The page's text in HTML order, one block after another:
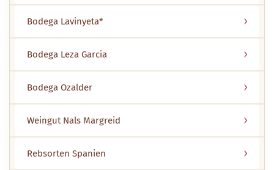
Bodega Lavinyeta*
Bodega Leza Garcia
Bodega Ozalder
Weingut Nals Margreid
Rebsorten Spanien